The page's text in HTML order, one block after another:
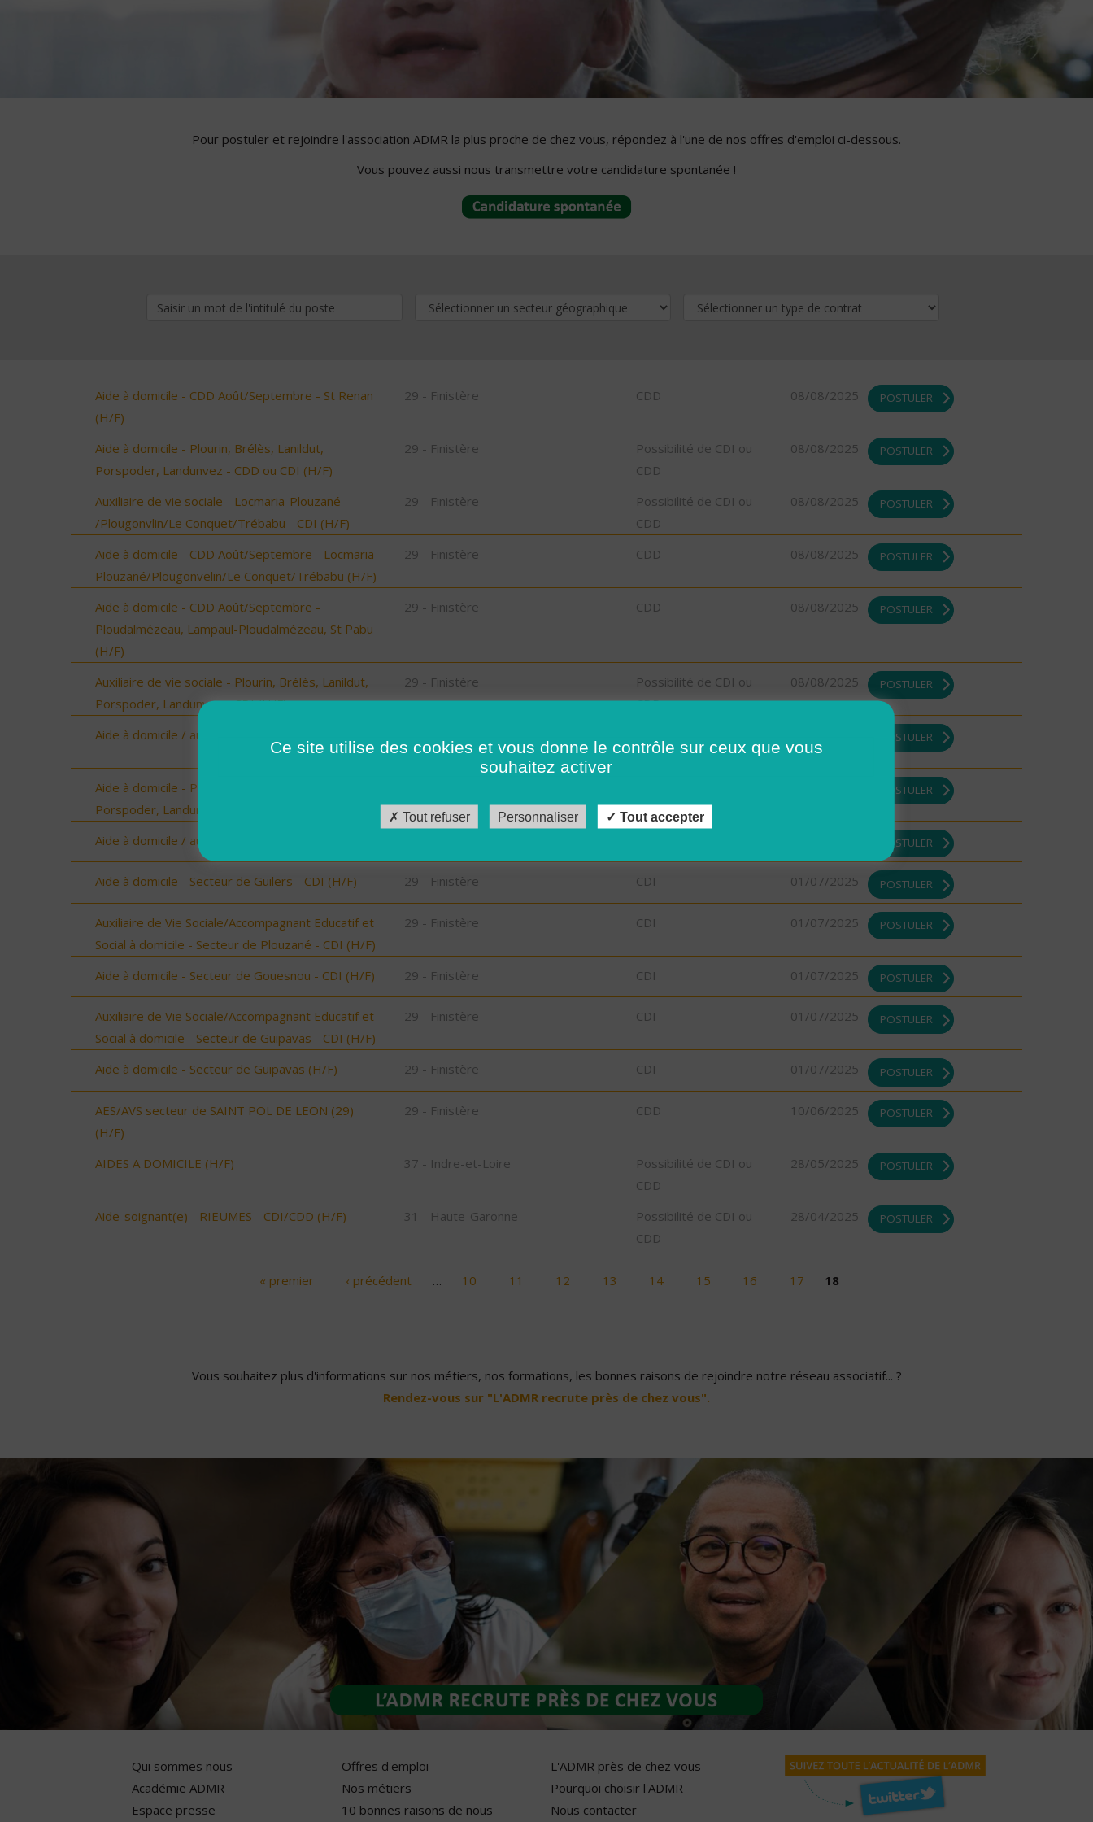
Pour postuler et rejoindre l'association ADMR la plus proche de chez vous, répondez à l'une de nos offres d'emploi ci-dessous.
Vous pouvez aussi nous transmettre votre candidature spontanée !
Aide à domicile - CDD Août/Septembre - St Renan
(H/F)
29 - Finistère CDD 08/08/2025 POSTULER
Aide à domicile - Plourin, Brélès, Lanildut,
Porspoder, Landunvez - CDD ou CDI (H/F)
29 - Finistère
Possibilité de CDI ou
CDD
08/08/2025 POSTULER
Auxiliaire de vie sociale - Locmaria-Plouzané
/Plougonvlin/Le Conquet/Trébabu - CDI (H/F)
29 - Finistère
Possibilité de CDI ou
CDD
08/08/2025 POSTULER
Aide à domicile - CDD Août/Septembre - Locmaria-
Plouzané/Plougonvelin/Le Conquet/Trébabu (H/F)
29 - Finistère CDD 08/08/2025 POSTULER
Aide à domicile - CDD Août/Septembre -
Ploudalmézeau, Lampaul-Ploudalmézeau, St Pabu
(H/F)
29 - Finistère CDD 08/08/2025 POSTULER
Auxiliaire de vie sociale - Plourin, Brélès, Lanildut,
Porspoder, Landunvez - CDI (H/F)
29 - Finistère
Possibilité de CDI ou
CDD
08/08/2025 POSTULER
Aide à domicile / auxiliaire de vie NEVEZ (H/F)
CDD
POSTULER
Aide à domicile - Plourin, Brélès, Lanildut,
Porspoder, Landunvez - CDD ou CDI (H/F)
CDD
POSTULER
Aide à domicile / auxiliaire de vie ELLIANT (H/F) POSTULER
Aide à domicile - Secteur de Guilers - CDI (H/F) 29 - Finistère CDI 01/07/2025 POSTULER
Auxiliaire de Vie Sociale/Accompagnant Educatif et
Social à domicile - Secteur de Plouzané - CDI (H/F)
29 - Finistère CDI 01/07/2025 POSTULER
Aide à domicile - Secteur de Gouesnou - CDI (H/F) 29 - Finistère CDI 01/07/2025 POSTULER
Auxiliaire de Vie Sociale/Accompagnant Educatif et
Social à domicile - Secteur de Guipavas - CDI (H/F)
29 - Finistère CDI 01/07/2025 POSTULER
Aide à domicile - Secteur de Guipavas (H/F) 29 - Finistère CDI 01/07/2025 POSTULER
AES/AVS secteur de SAINT POL DE LEON (29)
(H/F)
29 - Finistère CDD 10/06/2025 POSTULER
AIDES A DOMICILE (H/F) 37 - Indre-et-Loire
Possibilité de CDI ou
CDD
28/05/2025 POSTULER
Aide-soignant(e) - RIEUMES - CDI/CDD (H/F) 31 - Haute-Garonne
Possibilité de CDI ou
CDD
28/04/2025 POSTULER
« premier ‹ précédent … 10 11 12 13 14 15 16 17 18
Vous souhaitez plus d'informations sur nos métiers, nos formations, les bonnes raisons de rejoindre notre réseau associatif... ?
Rendez-vous sur "L'ADMR recrute près de chez vous".
Qui sommes nous
Académie ADMR
Espace presse
Offres d'emploi
Nos métiers
10 bonnes raisons de nous
L'ADMR près de chez vous
Pourquoi choisir l'ADMR
Nous contacter
Ce site utilise des cookies et vous donne le contrôle sur ceux que vous
souhaitez activer
Tout refuser Personnaliser Tout accepter